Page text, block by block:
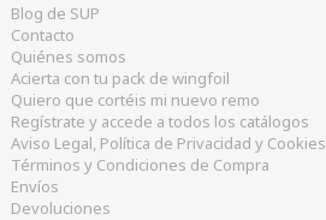
Blog de SUP
Contacto
Quiénes somos
Acierta con tu pack de wingfoil
Quiero que cortéis mi nuevo remo
Regístrate y accede a todos los catálogos
Aviso Legal, Política de Privacidad y Cookies
Términos y Condiciones de Compra
Envíos
Devoluciones